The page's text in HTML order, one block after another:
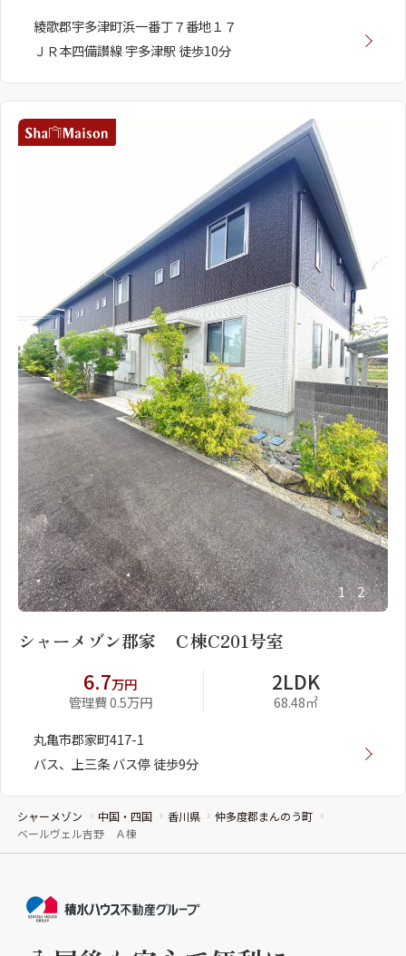
綾歌郡宇多津町浜一番丁７番地１７
ＪＲ本四備讃線 宇多津駅 徒歩10分
1 2
シャーメゾン郡家 Ｃ棟C201号室
6.7万円
管理費 0.5万円
2LDK
68.48㎡
丸亀市郡家町417-1
バス、上三条 バス停 徒歩9分
シャーメゾン 中国・四国 香川県
仲多度郡まんのう町
ベールヴェル吉野 Ａ棟